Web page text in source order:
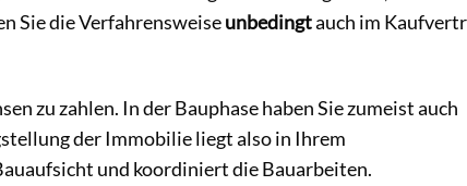
Sie die Verfahrensweiseunbedingtauch im
zu zahlen. In der Bauphase haben Sie zumeist auch
der Immobilie liegt also in Ihrem
und koordiniert die Bauarbeiten.